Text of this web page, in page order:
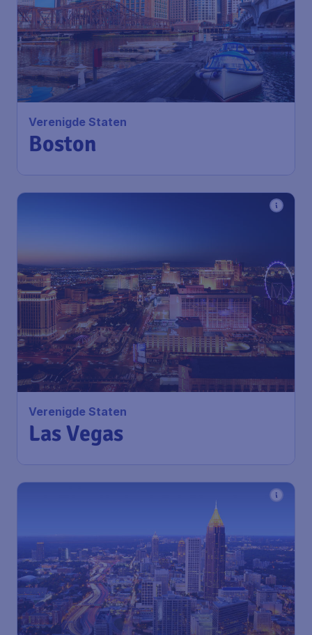
Verenigde Staten
Boston
Verenigde Staten
Las Vegas